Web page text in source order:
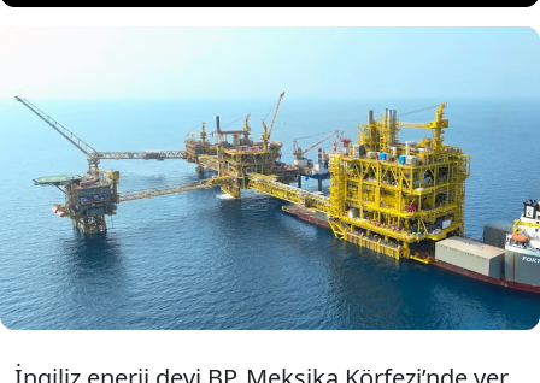
İngiltere merkezli enerji devi BP,
Meksika'da yer alan iki projeden
çekilmek için harekete geçti. İngiliz devi
projedeki hisselerini satıyor.